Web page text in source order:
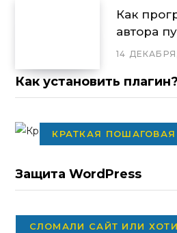
Как
автора
14
Как установить плагин?
КРАТКАЯ
Защита WordPress
СЛОМАЛИ САЙТ ИЛИ